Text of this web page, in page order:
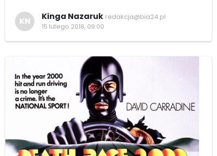
KN Kinga Nazaruk redakcja@bia24.pl
15 lutego 2018, 09:00